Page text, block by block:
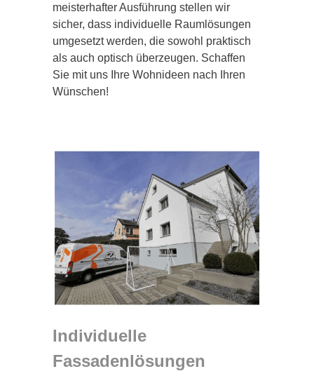
meisterhafter Ausführung stellen wir
sicher, dass individuelle Raumlösungen
umgesetzt werden, die sowohl praktisch
als auch optisch überzeugen. Schaffen
Sie mit uns Ihre Wohnideen nach Ihren
Wünschen!
Individuelle
Fassadenlösungen